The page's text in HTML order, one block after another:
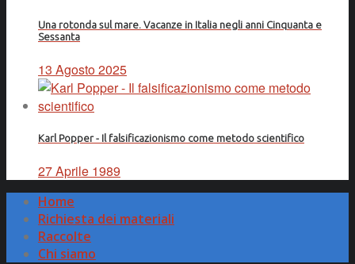
Una rotonda sul mare. Vacanze in Italia negli anni Cinquanta e
Sessanta
13 Agosto 2025
Karl Popper - Il falsificazionismo come metodo scientifico
27 Aprile 1989
Home
Richiesta dei materiali
Raccolte
Chi siamo